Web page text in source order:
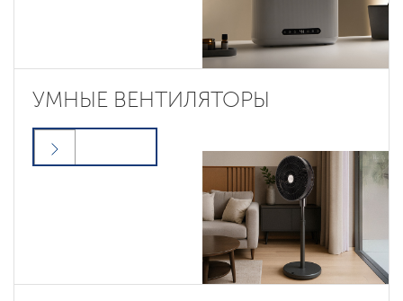
УМНЫЕ ВЕНТИЛЯТОРЫ